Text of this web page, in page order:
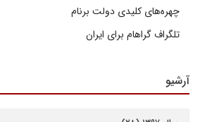
چهره‌های کلیدی دولت برنام
تلگراف گراهام برای ایران
آرشیو